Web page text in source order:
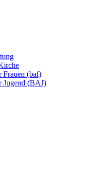
Frauen (baf)
Jugend (BAJ)